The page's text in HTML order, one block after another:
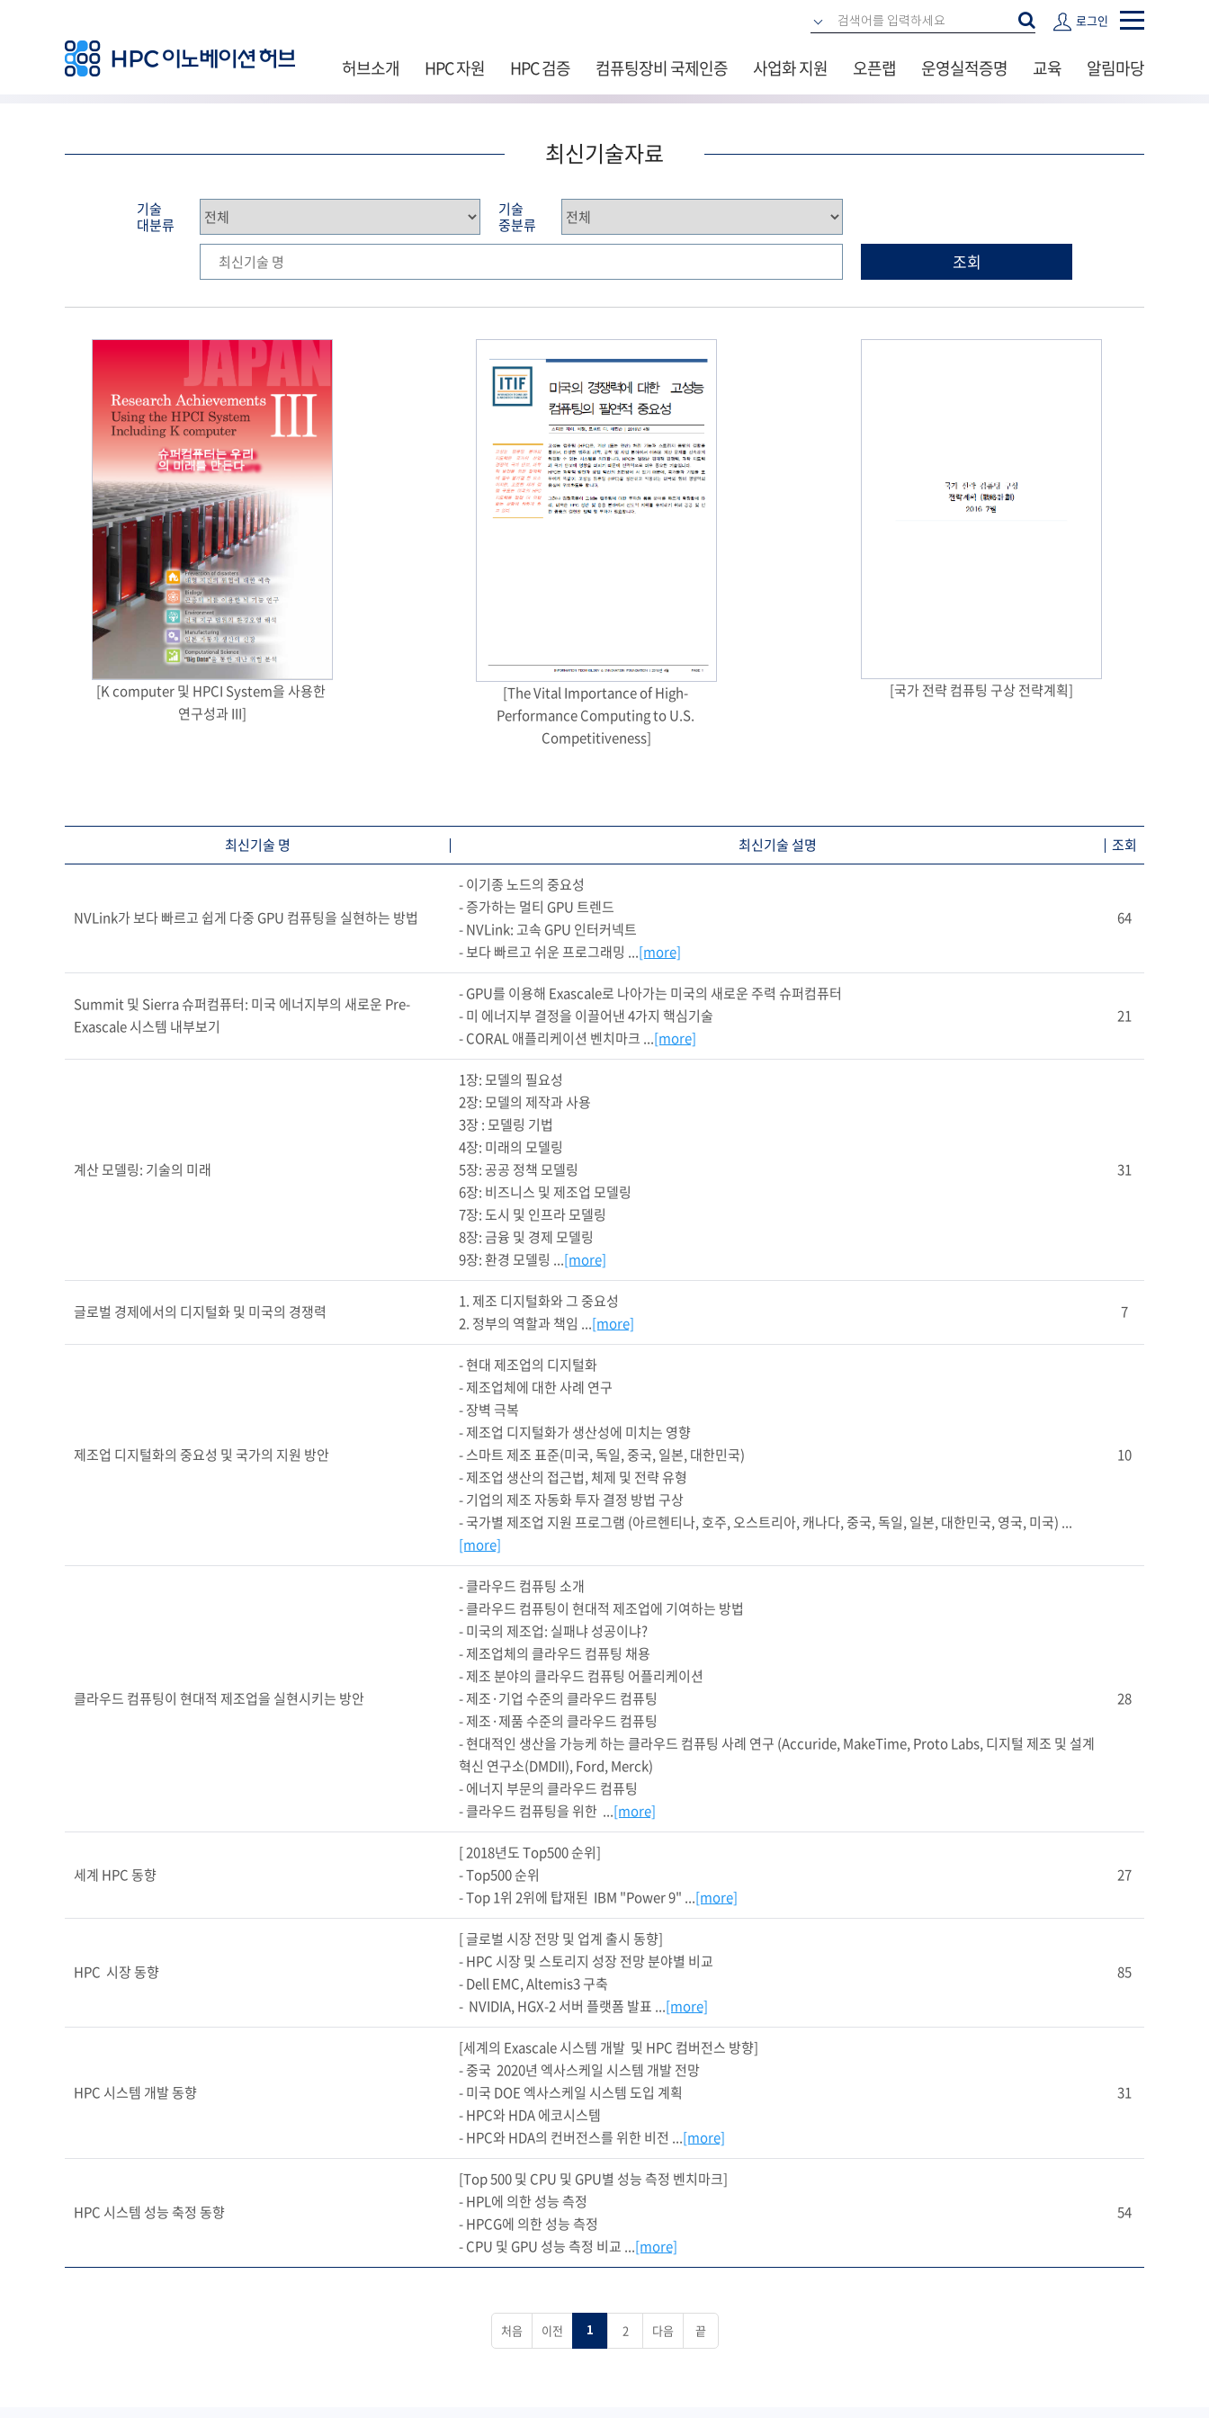
로그인
허브소개 HPC 자원 HPC 검증 컴퓨팅장비 국제인증 사업화 지원 오픈랩 운영실적증명 교육 알림마당
최신기술자료
기술
대분류
기술
중분류
[K computer 및 HPCI System을 사용한
연구성과 III]
[The Vital Importance of High-
Performance Computing to U.S.
Competitiveness]
[국가 전략 컴퓨팅 구상 전략계획]
최신기술 명 최신기술 설명 조회
NVLink가 보다 빠르고 쉽게 다중 GPU 컴퓨팅을 실현하는 방법
- 이기종 노드의 중요성
- 증가하는 멀티 GPU 트렌드
- NVLink: 고속 GPU 인터커넥트
- 보다 빠르고 쉬운 프로그래밍 ...[more]
64
Summit 및 Sierra 슈퍼컴퓨터: 미국 에너지부의 새로운 Pre-
Exascale 시스템 내부보기
- GPU를 이용해 Exascale로 나아가는 미국의 새로운 주력 슈퍼컴퓨터
- 미 에너지부 결정을 이끌어낸 4가지 핵심기술
- CORAL 애플리케이션 벤치마크 ...[more]
21
계산 모델링: 기술의 미래
1장: 모델의 필요성
2장: 모델의 제작과 사용
3장 : 모델링 기법
4장: 미래의 모델링
5장: 공공 정책 모델링
6장: 비즈니스 및 제조업 모델링
7장: 도시 및 인프라 모델링
8장: 금융 및 경제 모델링
9장: 환경 모델링 ...[more]
31
글로벌 경제에서의 디지털화 및 미국의 경쟁력
1. 제조 디지털화와 그 중요성
2. 정부의 역할과 책임 ...[more]
7
제조업 디지털화의 중요성 및 국가의 지원 방안
- 현대 제조업의 디지털화
- 제조업체에 대한 사례 연구
- 장벽 극복
- 제조업 디지털화가 생산성에 미치는 영향
- 스마트 제조 표준(미국, 독일, 중국, 일본, 대한민국)
- 제조업 생산의 접근법, 체제 및 전략 유형
- 기업의 제조 자동화 투자 결정 방법 구상
- 국가별 제조업 지원 프로그램 (아르헨티나, 호주, 오스트리아, 캐나다, 중국, 독일, 일본, 대한민국, 영국, 미국) ...
[more]
10
클라우드 컴퓨팅이 현대적 제조업을 실현시키는 방안
- 클라우드 컴퓨팅 소개
- 클라우드 컴퓨팅이 현대적 제조업에 기여하는 방법
- 미국의 제조업: 실패냐 성공이냐?
- 제조업체의 클라우드 컴퓨팅 채용
- 제조 분야의 클라우드 컴퓨팅 어플리케이션
- 제조·기업 수준의 클라우드 컴퓨팅
- 제조·제품 수준의 클라우드 컴퓨팅
- 현대적인 생산을 가능케 하는 클라우드 컴퓨팅 사례 연구 (Accuride, MakeTime, Proto Labs, 디지털 제조 및 설계
혁신 연구소(DMDII), Ford, Merck)
- 에너지 부문의 클라우드 컴퓨팅
- 클라우드 컴퓨팅을 위한  ...[more]
28
세계 HPC 동향
[ 2018년도 Top500 순위]
- Top500 순위
- Top 1위 2위에 탑재된  IBM "Power 9" ...[more]
27
HPC  시장 동향
[ 글로벌 시장 전망 및 업계 출시 동향]
- HPC 시장 및 스토리지 성장 전망 분야별 비교
- Dell EMC, Altemis3 구축
-  NVIDIA, HGX-2 서버 플랫폼 발표 ...[more]
85
HPC 시스템 개발 동향
[세계의 Exascale 시스템 개발  및 HPC 컴버전스 방향]
- 중국  2020년 엑사스케일 시스템 개발 전망
- 미국 DOE 엑사스케일 시스템 도입 계획
- HPC와 HDA 에코시스템
- HPC와 HDA의 컨버전스를 위한 비전 ...[more]
31
HPC 시스템 성능 축정 동향
[Top 500 및 CPU 및 GPU별 성능 측정 벤치마크]
- HPL에 의한 성능 측정
- HPCG에 의한 성능 측정
- CPU 및 GPU 성능 측정 비교 ...[more]
54
처음 이전 1 2 다음 끝